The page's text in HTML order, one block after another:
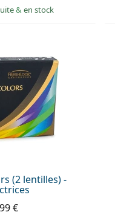
& en stock
(2 lentilles) -
€